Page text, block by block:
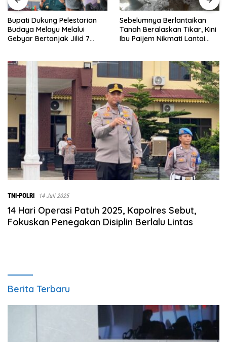
Sebelumnya Berlantaikan
Tanah Beralaskan Tikar, Kini
Ibu Paijem Nikmati Lantai
0208/Asahan
Jumat Berkah Polsek Lima
Puluh, Kapolsek Salomo
Sagala Salurkan Sembako
TNI-POLRI 14 Juli 2025
14 Hari Operasi Patuh 2025, Kapolres Sebut,
Fokuskan Penegakan Disiplin Berlalu Lintas
Berita Terbaru